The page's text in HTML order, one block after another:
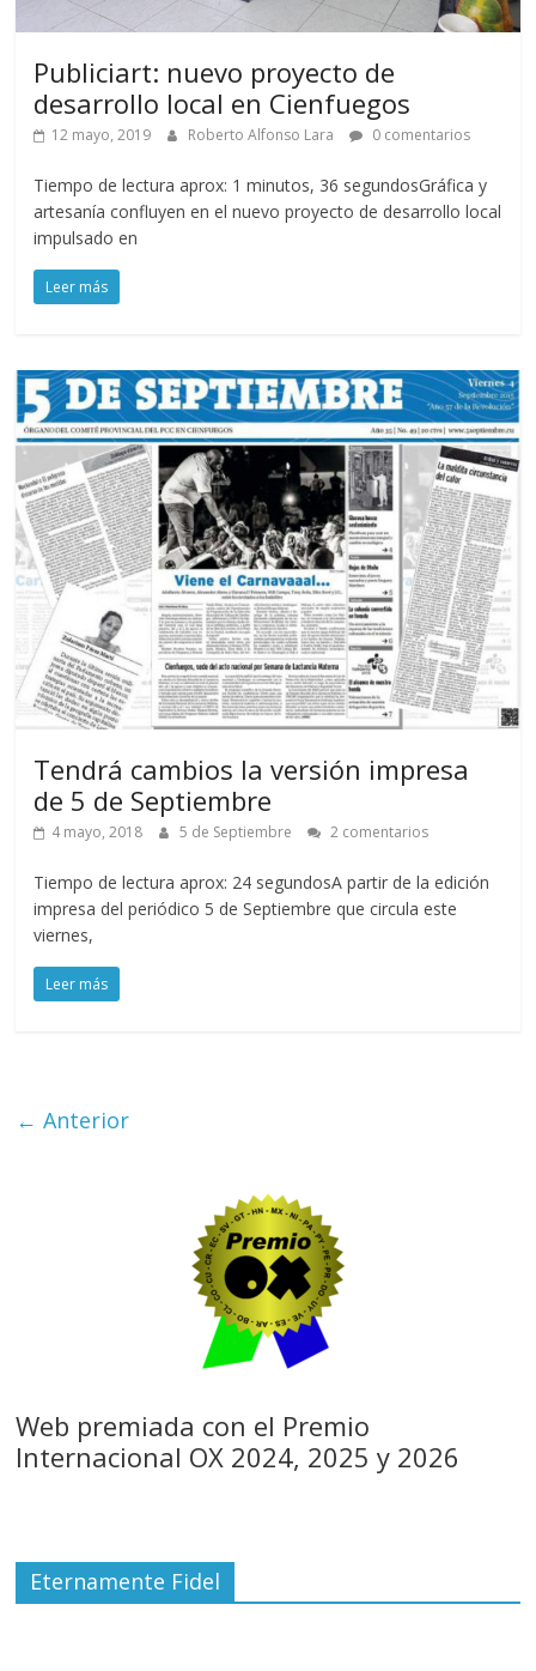
Publiciart: nuevo proyecto de
desarrollo local en Cienfuegos
12 mayo, 2019 Roberto Alfonso Lara 0 comentarios
Tiempo de lectura aprox: 1 minutos, 36 segundosGráfica y
artesanía confluyen en el nuevo proyecto de desarrollo local
impulsado en
Leer más
Tendrá cambios la versión impresa
de 5 de Septiembre
4 mayo, 2018 5 de Septiembre 2 comentarios
Tiempo de lectura aprox: 24 segundosA partir de la edición
impresa del periódico 5 de Septiembre que circula este
viernes,
Leer más
← Anterior
Web premiada con el Premio
Internacional OX 2024, 2025 y 2026
Eternamente Fidel